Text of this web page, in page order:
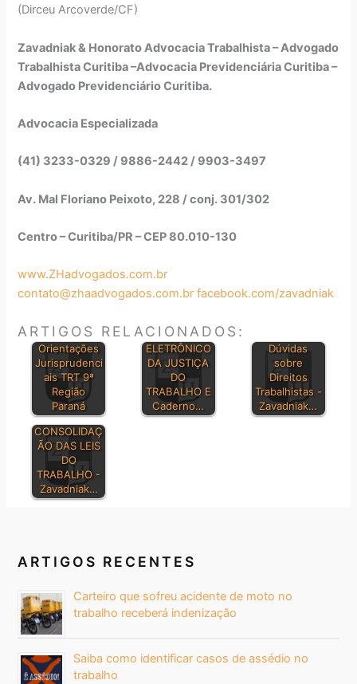
(Dirceu Arcoverde/CF)
Zavadniak & Honorato Advocacia Trabalhista – Advogado
Trabalhista Curitiba –Advocacia Previdenciária Curitiba –
Advogado Previdenciário Curitiba.
Advocacia Especializada
(41) 3233-0329 / 9886-2442 / 9903-3497
Av. Mal Floriano Peixoto, 228 / conj. 301/302
Centro – Curitiba/PR – CEP 80.010-130
www.ZHadvogados.com.br
contato@zhaadvogados.com.br facebook.com/zavadniak
ARTIGOS RELACIONADOS:
Orientações
Jurisprudenci
ais TRT 9ª
Região
Paraná
DIÁRIO
ELETRÔNICO
DA JUSTIÇA
DO
TRABALHO E
Caderno…
Dúvidas
sobre
Direitos
Trabalhistas -
Zavadniak…
CONSOLIDAÇ
ÃO DAS LEIS
DO
TRABALHO -
Zavadniak…
ARTIGOS RECENTES
Carteiro que sofreu acidente de moto no
trabalho receberá indenização
Saiba como identificar casos de assédio no
trabalho